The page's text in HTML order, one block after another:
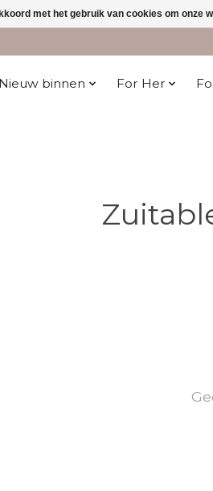
Nieuw binnen For Her
met het gebruik van cookies om onze